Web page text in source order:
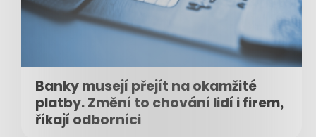
Banky musejí přejít na okamžité
platby. Změní to chování lidí i firem,
říkají odborníci